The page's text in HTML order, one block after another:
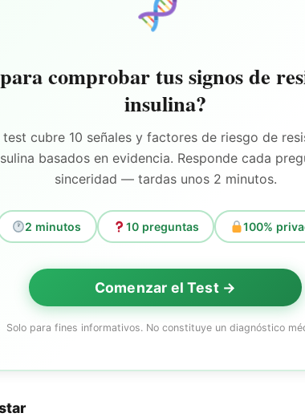
comprobar tus signos de
insulina?
test cubre 10 señales y factores de riesgo de
basados en evidencia. Responde cada
sinceridad — tardas unos 2 minutos.
2 minutos 10 preguntas 100%
Comenzar el Test →
Solo para fines informativos. No constituye un diagnóstico